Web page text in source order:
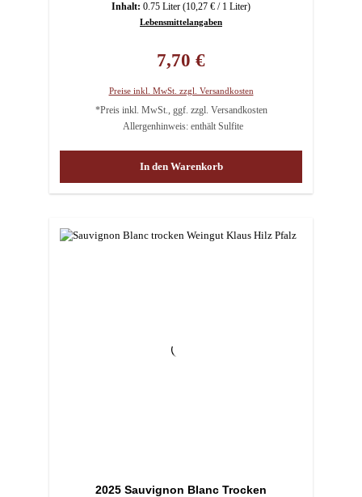
Inhalt: 0.75 Liter (10,27 € / 1 Liter)
Lebensmittelangaben
7,70 €
Preise inkl. MwSt. zzgl. Versandkosten
*Preis inkl. MwSt., ggf. zzgl. Versandkosten
Allergenhinweis: enthält Sulfite
In den Warenkorb
2025 Sauvignon Blanc Trocken